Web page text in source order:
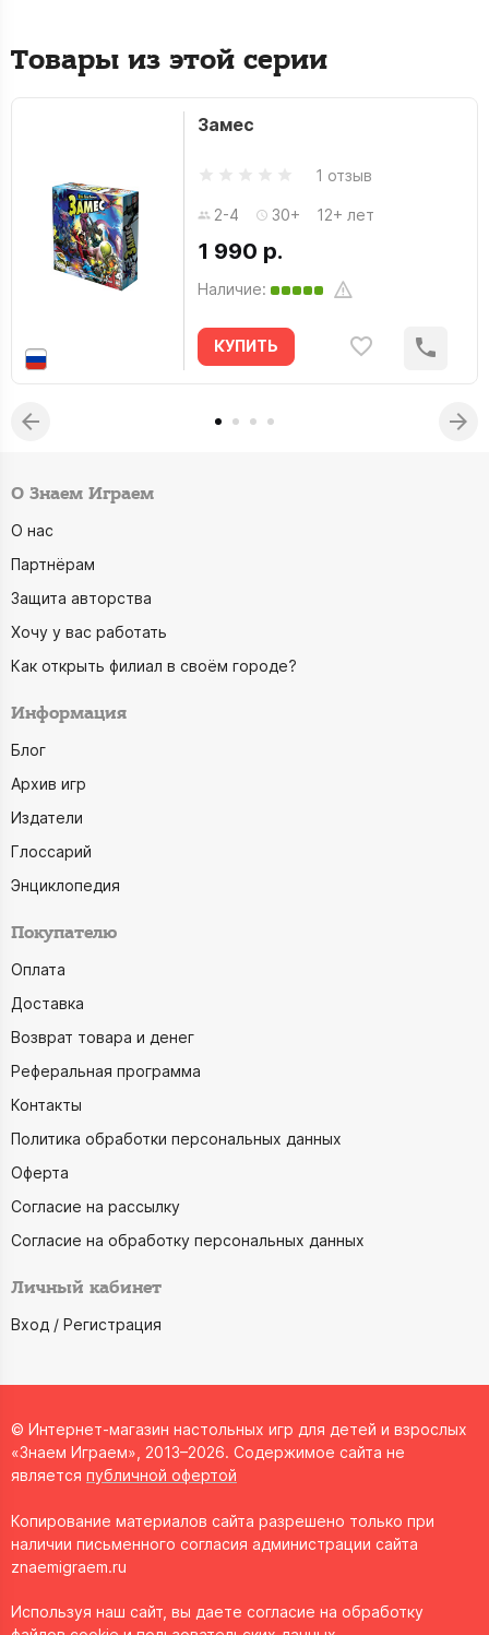
Товары из этой серии
Замес
1 отзыв
2-4 30+ 12+ лет
1 990 р.
Наличие:
КУПИТЬ
О Знаем Играем
О нас
Партнёрам
Защита авторства
Хочу у вас работать
Как открыть филиал в своём городе?
Информация
Блог
Архив игр
Издатели
Глоссарий
Энциклопедия
Покупателю
Оплата
Доставка
Возврат товара и денег
Реферальная программа
Контакты
Политика обработки персональных данных
Оферта
Согласие на рассылку
Согласие на обработку персональных данных
Личный кабинет
Вход / Регистрация
© Интернет-магазин настольных игр для детей и взрослых
«Знаем Играем», 2013–2026. Содержимое сайта не
является публичной офертой
Копирование материалов сайта разрешено только при
наличии письменного согласия администрации сайта
znaemigraem.ru
Используя наш сайт, вы даете согласие на обработку